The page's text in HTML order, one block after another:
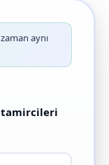
aynı
tamircileri